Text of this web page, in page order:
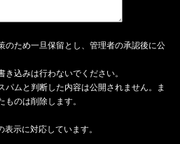
のため一旦保留とし、管理者の承認後に公
込みは行わないでください。
パムと判断した内容は公開されません。ま
のは削除します。
示に対応しています。